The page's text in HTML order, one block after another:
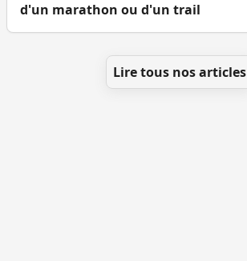
d'un marathon ou d'un trail
Lire tous nos articles